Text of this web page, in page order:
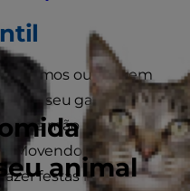
animal
calmos ou fazerem
Se o seu gato vier
sua mão para baixo
Movendo-se
festas na zona